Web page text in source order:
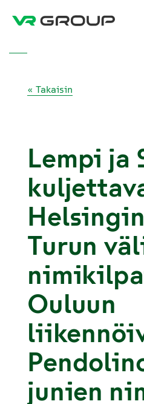
« Takaisin
Lempi ja
Turun
Ouluun
junien